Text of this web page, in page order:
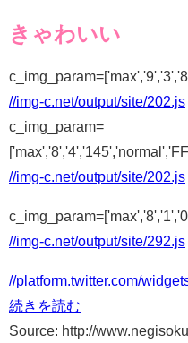
きゃわいい
//img-c.net/output/site/202.js
c_img_param=
//img-c.net/output/site/202.js
//img-c.net/output/site/292.js
//platform.twitter.com/
続きを読む
Source: http://